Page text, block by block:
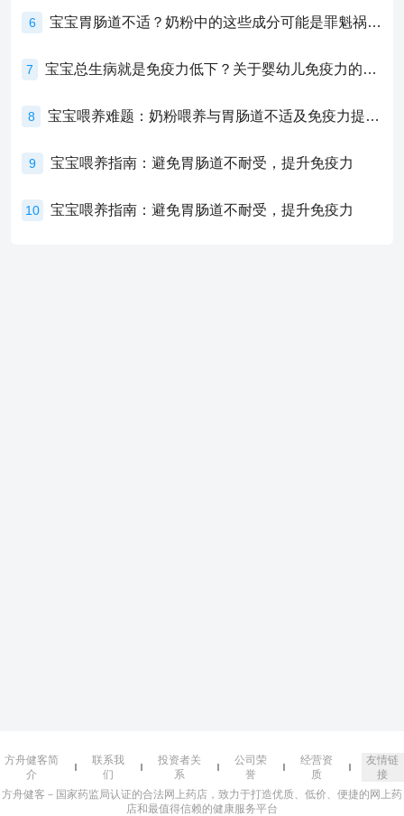
6 宝宝胃肠道不适？奶粉中的这些成分可能是罪魁祸首！
7 宝宝总生病就是免疫力低下？关于婴幼儿免疫力的真相，家长必须了解！
8 宝宝喂养难题：奶粉喂养与胃肠道不适及免疫力提升的奥秘
9 宝宝喂养指南：避免胃肠道不耐受，提升免疫力
10 宝宝喂养指南：避免胃肠道不耐受，提升免疫力
方舟健客简
介
联系我
们
投资者关
系
公司荣
誉
经营资
质
友情链
接
方舟健客－国家药监局认证的合法网上药店，致力于打造优质、低价、便捷的网上药
店和最值得信赖的健康服务平台